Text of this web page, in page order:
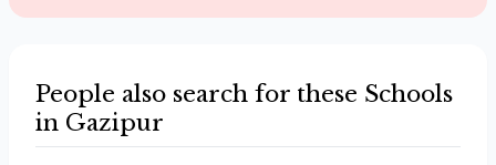
People also search for these Schools
in Gazipur